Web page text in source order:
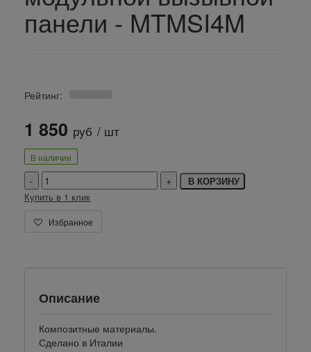
панели - MTMSI4M
Рейтинг:
1 850 руб / шт
В наличии
В КОРЗИНУ
Купить в 1 клик
Избранное
Описание
Композитные материалы.
Сделано в Италии